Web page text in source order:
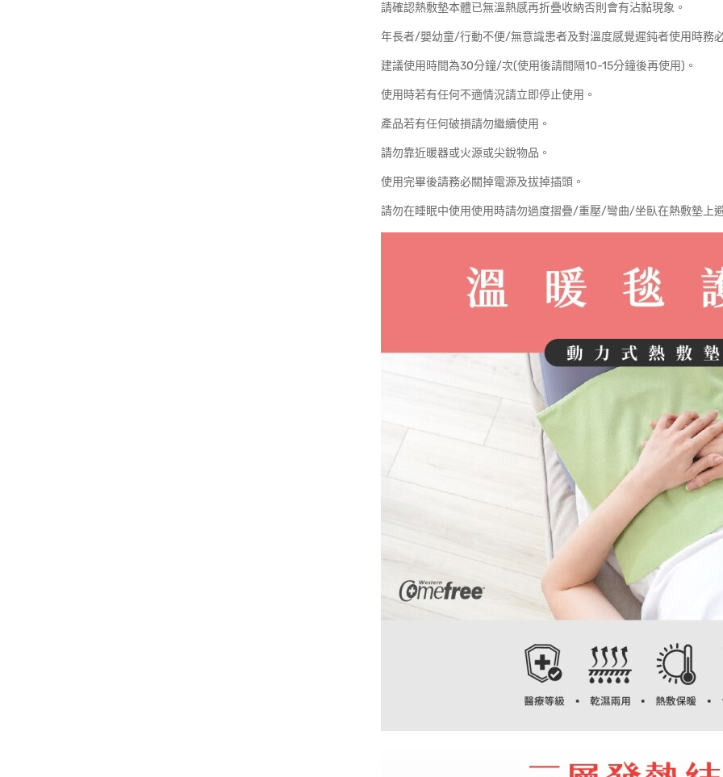
請確認熱敷墊本體已無溫熱感再折疊收納否則會有沾黏現象。
年長者/嬰幼童/行動不便/無意識患者及對溫度感覺遲鈍者使用時務
建議使用時間為30分鐘/次(使用後請間隔10-15分鐘後再使用)。
使用時若有任何不適情況請立即停止使用。
產品若有任何破損請勿繼續使用。
請勿靠近暖器或火源或尖銳物品。
使用完畢後請務必關掉電源及拔掉插頭。
請勿在睡眠中使用使用時請勿過度摺疊/重壓/彎曲/坐臥在熱敷墊上